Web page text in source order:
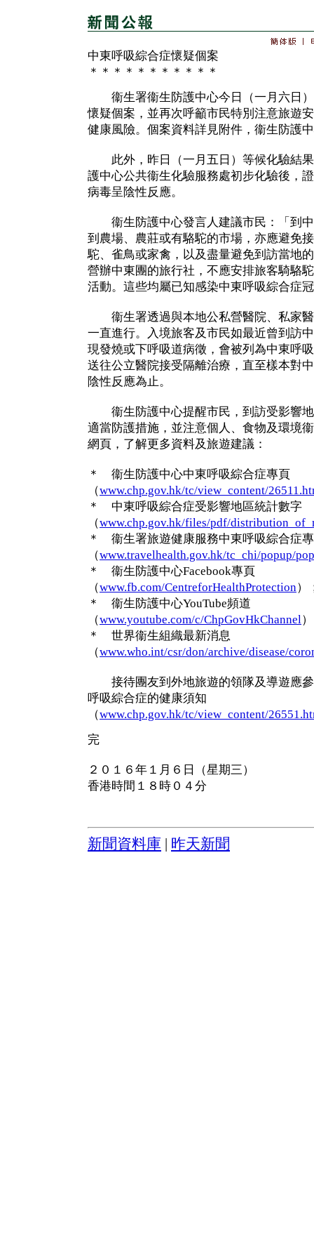
中東呼吸綜合症懷疑個案
＊＊＊＊＊＊＊＊＊＊＊
衞生署衞生防護中心今日（一月六日）
懷疑個案，並再次呼籲市民特別注意旅遊
健康風險。個案資料詳見附件，衞生防護
此外，昨日（一月五日）等候化驗結果
護中心公共衞生化驗服務處初步化驗後，
病毒呈陰性反應。
衞生防護中心發言人建議市民：「到中
到農場、農莊或有駱駝的市場，亦應避免
駝、雀鳥或家禽，以及盡量避免到訪當地
營辦中東團的旅行社，不應安排旅客騎駱
活動。這些均屬已知感染中東呼吸綜合症
衞生署透過與本地公私營醫院、私家醫
一直進行。入境旅客及市民如最近曾到訪
現發燒或下呼吸道病徵，會被列為中東呼
送往公立醫院接受隔離治療，直至樣本對
陰性反應為止。
衞生防護中心提醒市民，到訪受影響地
適當防護措施，並注意個人、食物及環境
網頁，了解更多資料及旅遊建議：
＊ 衞生防護中心中東呼吸綜合症專頁
（www.chp.gov.hk/tc/view_content/
＊ 中東呼吸綜合症受影響地區統計數字
（www.chp.gov.hk/files/pdf/
＊ 衞生署旅遊健康服務中東呼吸綜合症
（www.travelhealth.gov.hk/tc_chi/popup/
＊ 衞生防護中心Facebook專頁
（www.fb.com/CentreforHealthProtection）
＊ 衞生防護中心YouTube頻道
（www.youtube.com/c/ChpGovHkChannel
＊ 世界衞生組織最新消息
（www.who.int/csr/don/archive/disease/
接待團友到外地旅遊的領隊及導遊應參
呼吸綜合症的健康須知
（www.chp.gov.hk/tc/view_content/
完
２０１６年１月６日（星期三）
香港時間１８時０４分
新聞資料庫 昨天新聞